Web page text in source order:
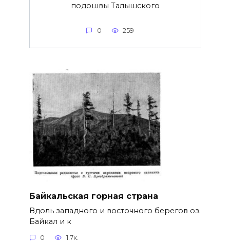
подошвы Талышского
0 259
Байкальская горная страна
Вдоль западного и восточного берегов оз.
Байкал и к
0 1.7к.